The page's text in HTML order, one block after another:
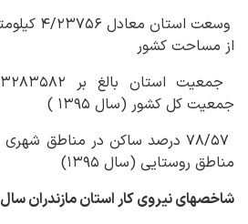
از مساحت کشور
جمعیت کل کشور (سال ۱۳۹۵ )
مناطق روستایی (سال ۱۳۹۵)
شاخص‏های نیروی کار استان مازندران سال ۱۳۹۸